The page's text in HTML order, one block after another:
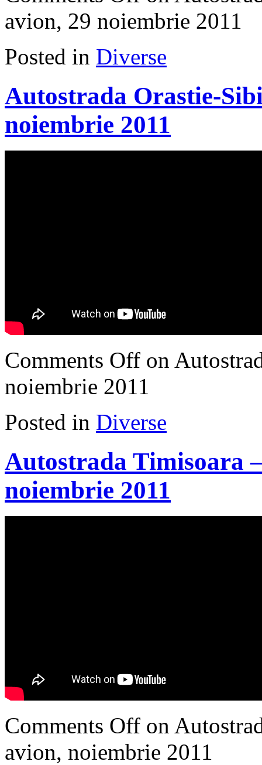
avion, 29 noiembrie 2011
Posted in Diverse
Autostrada Orastie-
noiembrie 2011
Comments Off on
noiembrie 2011
Posted in Diverse
Autostrada Timisoara
noiembrie 2011
Comments Off on
avion, noiembrie 2011